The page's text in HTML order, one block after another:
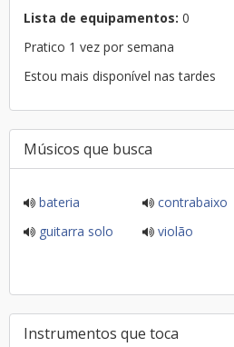
Lista de equipamentos: 0
Pratico 1 vez por semana
Estou mais disponível nas tardes
Músicos que busca
bateria contrabaixo
guitarra solo
violão
Instrumentos que toca